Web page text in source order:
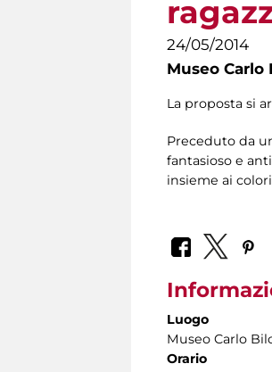
24/05/2014
Museo
La proposta si
Preceduto da
fantasioso e
insieme ai
Luogo
Museo Carlo
Orario